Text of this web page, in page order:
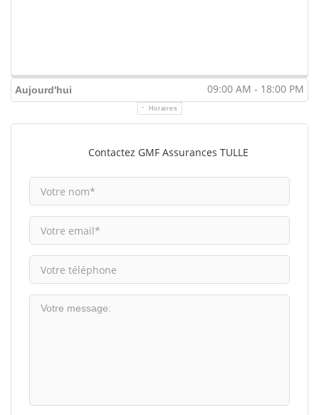
Aujourd'hui 09:00 AM - 18:00 PM
Horaires
Contactez GMF Assurances TULLE